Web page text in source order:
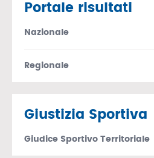
Portale risultati
Nazionale
Regionale
Giustizia Sportiva
Giudice Sportivo Territoriale